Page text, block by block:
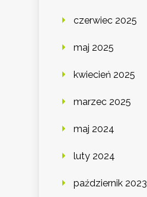
czerwiec 2025
maj 2025
kwiecień 2025
marzec 2025
maj 2024
luty 2024
październik 2023